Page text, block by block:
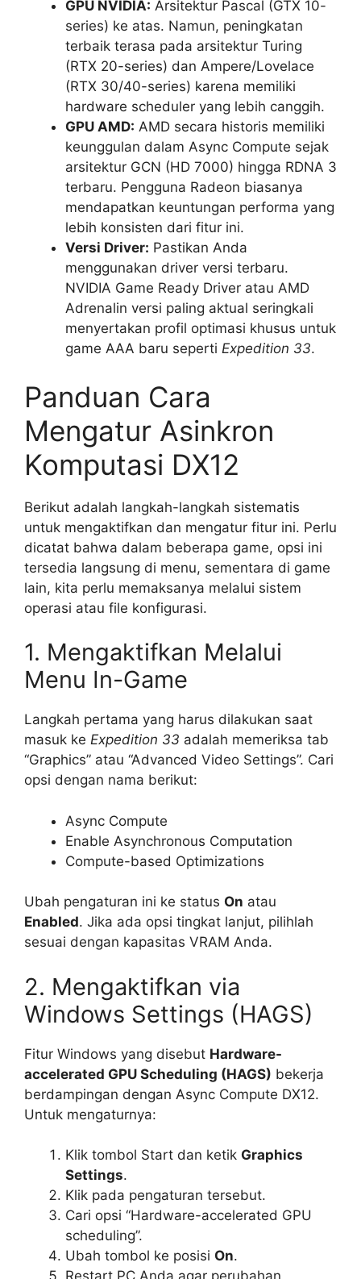
GPU NVIDIA: Arsitektur Pascal (GTX 10-
series) ke atas. Namun, peningkatan
terbaik terasa pada arsitektur Turing
(RTX 20-series) dan Ampere/Lovelace
(RTX 30/40-series) karena memiliki
hardware scheduler yang lebih canggih.
GPU AMD: AMD secara historis memiliki
keunggulan dalam Async Compute sejak
arsitektur GCN (HD 7000) hingga RDNA 3
terbaru. Pengguna Radeon biasanya
mendapatkan keuntungan performa yang
lebih konsisten dari fitur ini.
Versi Driver: Pastikan Anda
menggunakan driver versi terbaru.
NVIDIA Game Ready Driver atau AMD
Adrenalin versi paling aktual seringkali
menyertakan profil optimasi khusus untuk
game AAA baru seperti Expedition 33.
Panduan Cara
Mengatur Asinkron
Komputasi DX12
Berikut adalah langkah-langkah sistematis
untuk mengaktifkan dan mengatur fitur ini. Perlu
dicatat bahwa dalam beberapa game, opsi ini
tersedia langsung di menu, sementara di game
lain, kita perlu memaksanya melalui sistem
operasi atau file konfigurasi.
1. Mengaktifkan Melalui
Menu In-Game
Langkah pertama yang harus dilakukan saat
masuk ke Expedition 33 adalah memeriksa tab
“Graphics” atau “Advanced Video Settings”. Cari
opsi dengan nama berikut:
Async Compute
Enable Asynchronous Computation
Compute-based Optimizations
Ubah pengaturan ini ke status On atau
Enabled. Jika ada opsi tingkat lanjut, pilihlah
sesuai dengan kapasitas VRAM Anda.
2. Mengaktifkan via
Windows Settings (HAGS)
Fitur Windows yang disebut Hardware-
accelerated GPU Scheduling (HAGS) bekerja
berdampingan dengan Async Compute DX12.
Untuk mengaturnya:
Klik tombol Start dan ketik Graphics
Settings.
Klik pada pengaturan tersebut.
Cari opsi “Hardware-accelerated GPU
scheduling”.
Ubah tombol ke posisi On.